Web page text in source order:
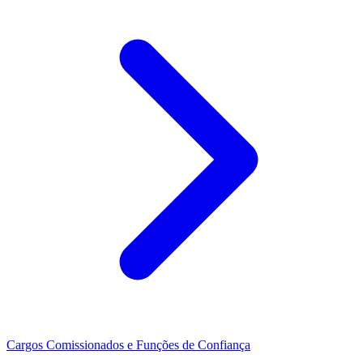
Cargos Comissionados e Funções de Confiança